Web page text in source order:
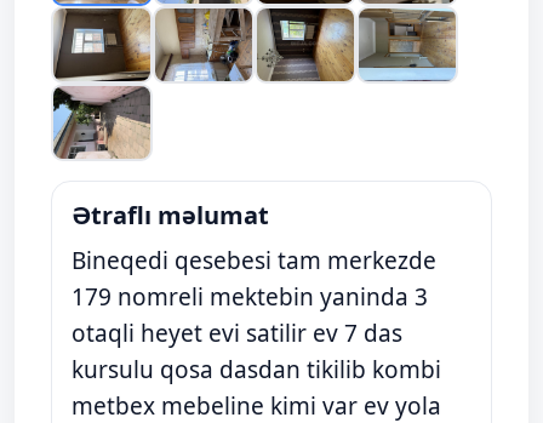
Ətraflı məlumat
Bineqedi qesebesi tam merkezde
179 nomreli mektebin yaninda 3
otaqli heyet evi satilir ev 7 das
kursulu qosa dasdan tikilib kombi
metbex mebeline kimi var ev yola